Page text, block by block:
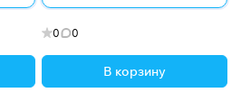
0 0
В корзину